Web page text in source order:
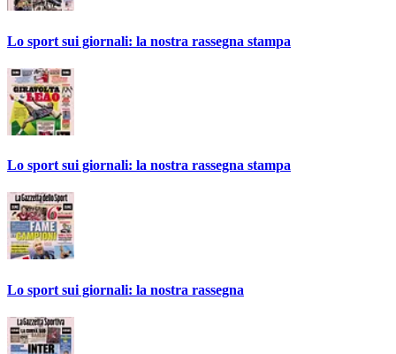
Lo sport sui giornali: la nostra rassegna stampa
Lo sport sui giornali: la nostra rassegna stampa
Lo sport sui giornali: la nostra rassegna